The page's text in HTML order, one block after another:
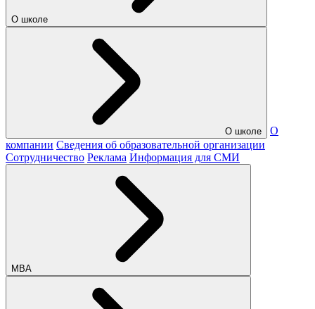
О школе
О школе
О
компании Сведения об образовательной организации
Сотрудничество Реклама Информация для СМИ
МВА